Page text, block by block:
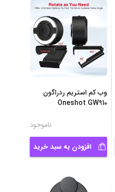
وب کم استریم ردراگون
Oneshot GW910
ناموجود
افزودن به سبد خرید